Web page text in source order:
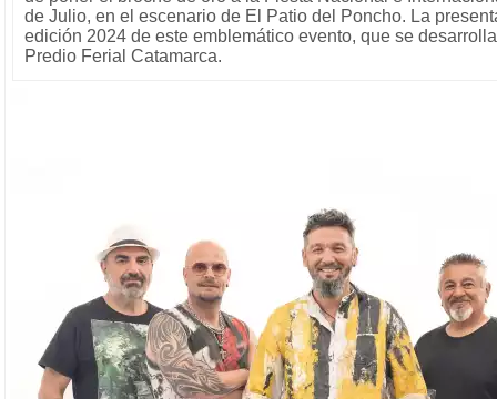
de Julio, en el escenario de El Patio del Poncho. La
edición 2024 de este emblemático evento, que se
Predio Ferial Catamarca.